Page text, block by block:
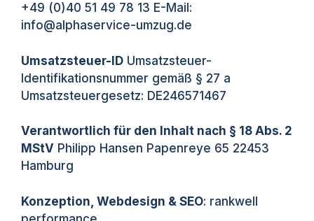
+49 (0)40 51 49 78 13 E-Mail:
info@alphaservice-umzug.de
Umsatzsteuer-ID Umsatzsteuer-
Identifikationsnummer gemäß § 27 a
Umsatzsteuergesetz: DE246571467
Verantwortlich für den Inhalt nach § 18 Abs. 2
MStV Philipp Hansen Papenreye 65 22453
Hamburg
Konzeption, Webdesign & SEO: rankwell